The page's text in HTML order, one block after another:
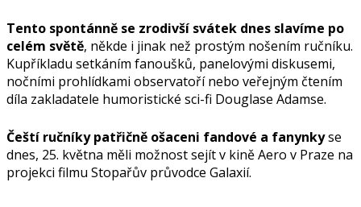
Tento spontánně se zrodivší svátek dnes slavíme po
celém světě, někde i jinak než prostým nošením ručníku.
Kupříkladu setkáním fanoušků, panelovými diskusemi,
nočními prohlídkami observatoří nebo veřejným čtením
díla zakladatele humoristické sci-fi Douglase Adamse.
Čeští ručníky patřičně ošaceni fandové a fanynkyse
dnes, 25. května měli možnost sejít v kině Aero v Praze na
projekci filmu Stopařův průvodce Galaxií.